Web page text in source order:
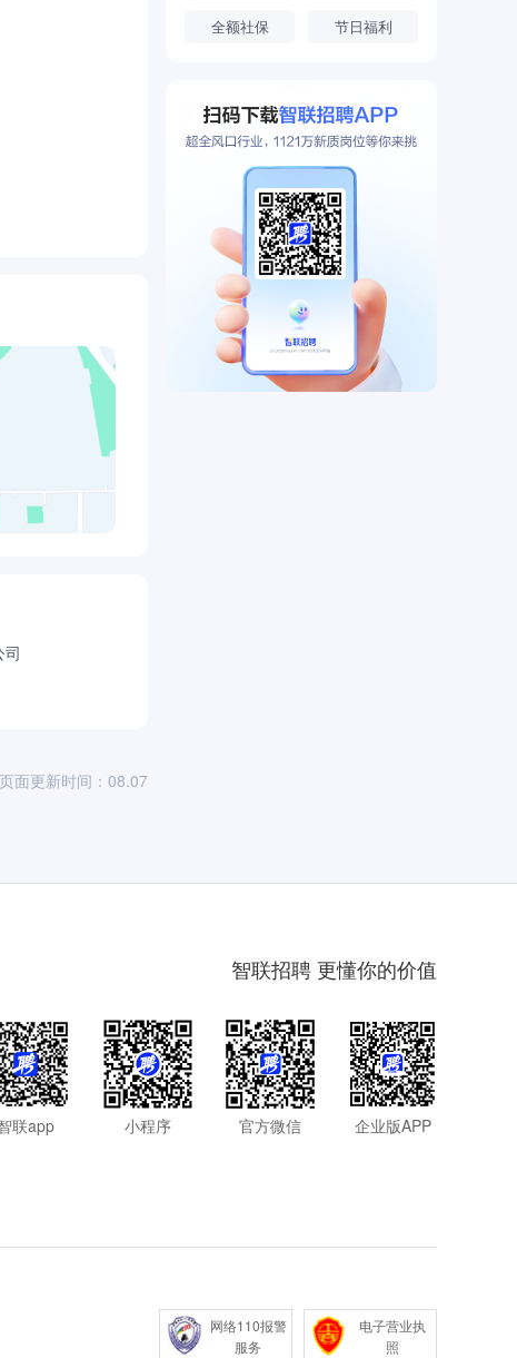
页面更新时间：08.07
全额社保 节日福利
智联招聘 更懂你的价值
联app 小程序 官方微信 企业版APP
网络110报警
服务
电子营业执
照